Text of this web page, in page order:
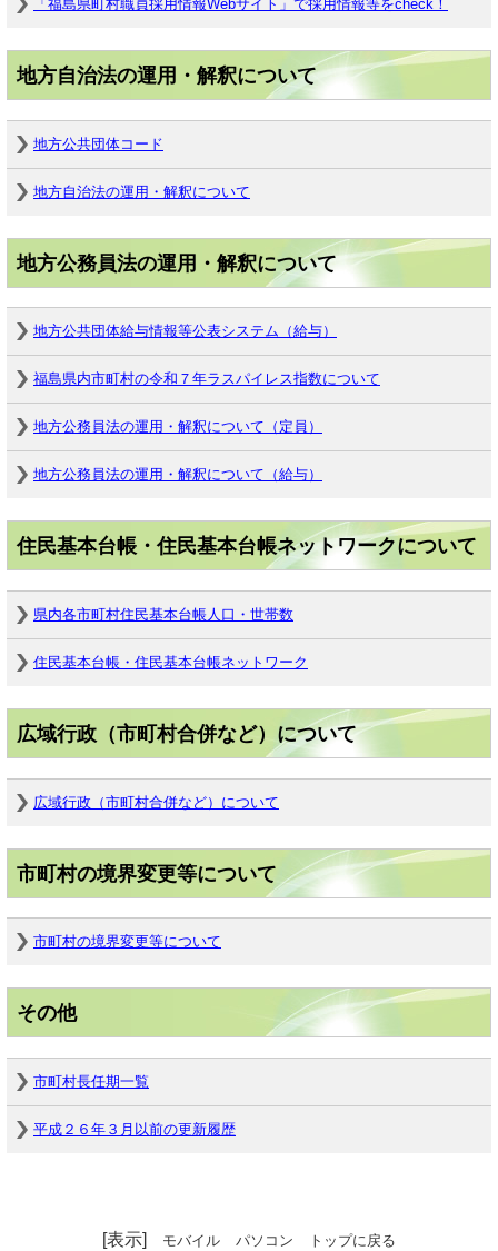
「福島県町村職員採用情報Webサイト」で採用情報等をcheck！
地方自治法の運用・解釈について
地方公共団体コード
地方自治法の運用・解釈について
地方公務員法の運用・解釈について
地方公共団体給与情報等公表システム（給与）
福島県内市町村の令和７年ラスパイレス指数について
地方公務員法の運用・解釈について（定員）
地方公務員法の運用・解釈について（給与）
住民基本台帳・住民基本台帳ネットワークについて
県内各市町村住民基本台帳人口・世帯数
住民基本台帳・住民基本台帳ネットワーク
広域行政（市町村合併など）について
広域行政（市町村合併など）について
市町村の境界変更等について
市町村の境界変更等について
その他
市町村長任期一覧
平成２６年３月以前の更新履歴
[表示] モバイル パソコン トップに戻る